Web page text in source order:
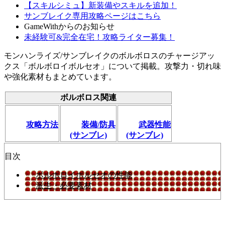
【スキルシミュ】新装備やスキルを追加！
サンブレイク専用攻略ページはこちら
GameWithからのお知らせ
未経験可&完全在宅！攻略ライター募集！
モンハンライズ/サンブレイクのボルボロスのチャージアッ
クス「ボルボロイボルセオ」について掲載。攻撃力・切れ味
や強化素材もまとめています。
ボルボロス関連
攻略方法
装備/防具
(サンブレ)
武器性能
(サンブレ)
目次
ボルボロイボルセオの性能
派生・必要素材